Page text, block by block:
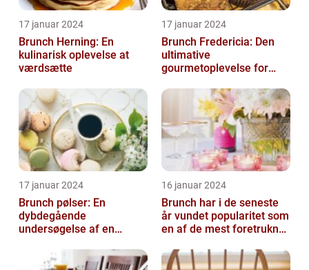
17 januar 2024
Brunch Herning: En
kulinarisk oplevelse at
værdsætte
17 januar 2024
Brunch Fredericia: Den
ultimative
gourmetoplevelse for
17 januar 2024
Brunch pølser: En
dybdegående
undersøgelse af en
drikkeentusiaster
16 januar 2024
Brunch har i de seneste
år vundet popularitet som
en af de mest foretrukne
drik...